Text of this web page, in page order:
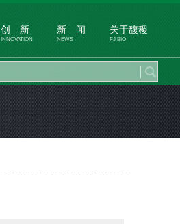
创 新
INNOVATION
新 闻
NEWS
关于馥稷
FJ BIO